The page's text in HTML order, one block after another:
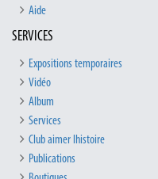
Aide
SERVICES
Expositions temporaires
Vidéo
Album
Services
Club aimer lhistoire
Publications